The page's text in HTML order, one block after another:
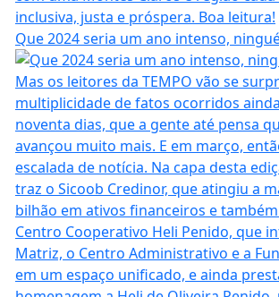
Que 2024 seria um ano intenso,